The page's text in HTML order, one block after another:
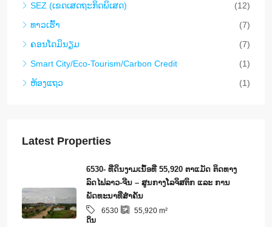
SEZ (ເຂດເສດຖະກິດພິເສດ)
(12)
ທາວ​ເຮົ້າ
(7)
ຄອນ​ໂດ​ມິ​ນຽມ
(7)
Smart City/Eco-Tourism/Carbon Credit
(1)
ຫ້ອງແຖວ
(1)
Latest Properties
6530- ທີ່ດິນງາມເນຶ້ອທີ່ 55,920 ຕາແມັດ ຕິດທາງ
ລົດໄຟລາວ-ຈີນ – ສູນກາງໂລຈິສຕິກ ແລະ ການ
ພັດທະນາທີ່ສໍາຄັນ
6530 55,920 m²
ດິນ